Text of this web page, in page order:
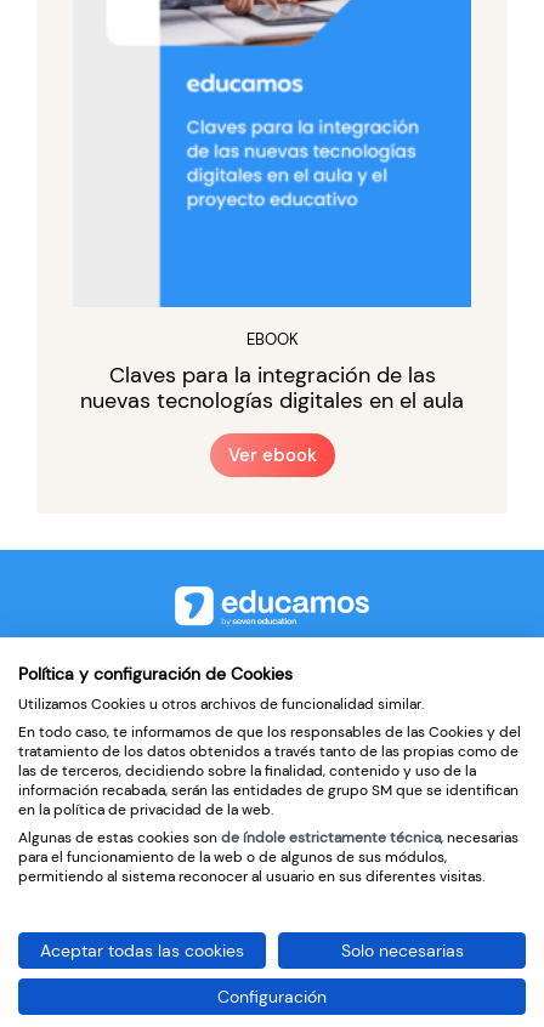
EBOOK
Claves para la integración de las
nuevas tecnologías digitales en el aula
Ver ebook
Contacto
Política de privacidad
Condiciones de uso
Tratamiento de datos de Educamos
Cambiar región
Política y configuración de Cookies
Utilizamos Cookies u otros archivos de funcionalidad similar.
En todo caso, te informamos de que los responsables de las Cookies y del
tratamiento de los datos obtenidos a través tanto de las propias como de
las de terceros, decidiendo sobre la finalidad, contenido y uso de la
información recabada, serán las entidades de grupo SM que se identifican
en la política de privacidad de la web.
Algunas de estas cookies sonde índole estrictamente técnica, necesarias
para el funcionamiento de la web o de algunos de sus módulos,
permitiendo al sistema reconocer al usuario en sus diferentes visitas.
Aceptar todas las cookies Solo necesarias
Configuración